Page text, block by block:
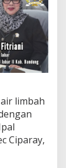
limbah
Ciparay,